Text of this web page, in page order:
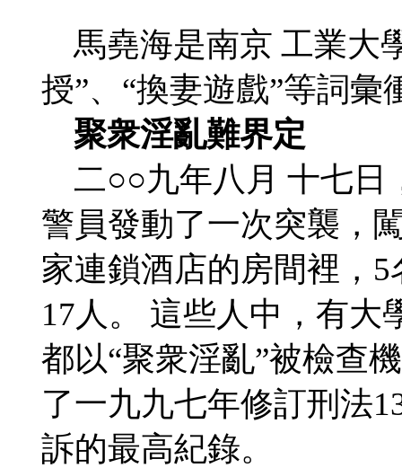
馬堯海是南京 工業大
授”、“換妻遊戲”等詞
聚衆淫亂難界定
二○○九年八月 十七日
警員發動了一次突襲，
家連鎖酒店的房間裡，
17人。 這些人中，有大
都以“聚衆淫亂”被檢查
了一九九七年修訂刑法
訴的最高紀錄。